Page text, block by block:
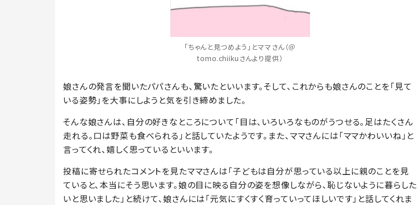
「ちゃんと見つめよう」とママさん（＠
tomo.chiikuさんより提供）
娘さんの発言を聞いたパパさんも、驚いたといいます。そして、これからも娘さんのことを「見て
いる姿勢」を大事にしようと気を引き締めました。
そんな娘さんは、自分の好きなところについて「目は、いろいろなものがうつせる。足はたくさん
走れる。口は野菜も食べられる」と話していたようです。また、ママさんには「ママかわいいね」と
言ってくれ、嬉しく思っているといいます。
投稿に寄せられたコメントを見たママさんは「子どもは自分が思っている以上に親のことを見
ていると、本当にそう思います。娘の目に映る自分の姿を想像しながら、恥じないように暮らした
いと思いました」と続けて、娘さんには「元気にすくすく育っていってほしいです」と話してくれま